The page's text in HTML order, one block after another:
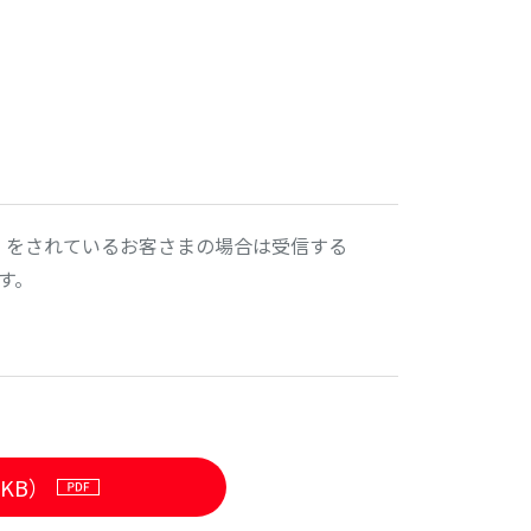
されているお客さまの場合は受信する
）